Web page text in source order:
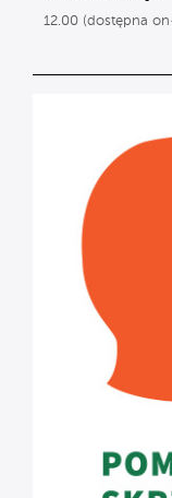
12.00 (dostępna